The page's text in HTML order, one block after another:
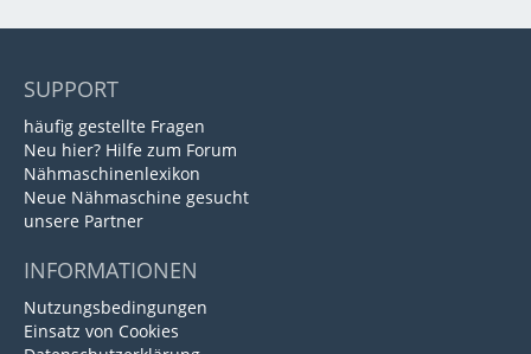
SUPPORT
häufig gestellte Fragen
Neu hier? Hilfe zum Forum
Nähmaschinenlexikon
Neue Nähmaschine gesucht
unsere Partner
INFORMATIONEN
Nutzungsbedingungen
Einsatz von Cookies